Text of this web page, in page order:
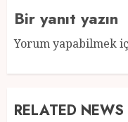
Bir yanıt yazın
Yorum yapabilmek
RELATED NEWS